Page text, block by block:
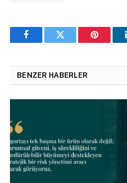
FacebookTwitter Pinterest
BENZER HABERLER